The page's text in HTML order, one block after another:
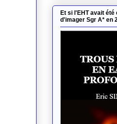
Et si l'EHT avait été
d'imager Sgr A* en